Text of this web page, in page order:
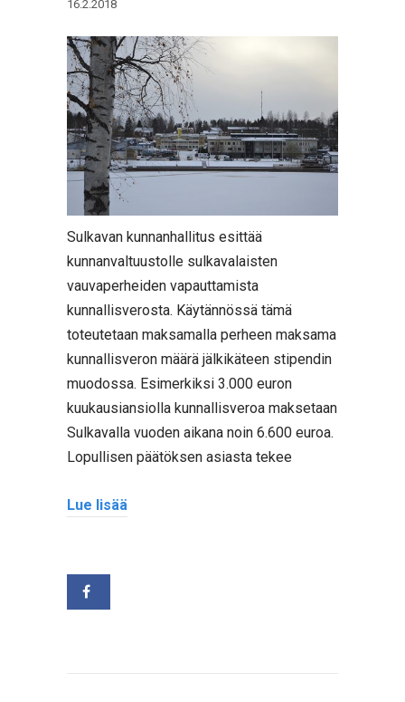
16.2.2018
Sulkavan kunnanhallitus esittää
kunnanvaltuustolle sulkavalaisten
vauvaperheiden vapauttamista
kunnallisverosta. Käytännössä tämä
toteutetaan maksamalla perheen maksama
kunnallisveron määrä jälkikäteen stipendin
muodossa. Esimerkiksi 3.000 euron
kuukausiansiolla kunnallisveroa maksetaan
Sulkavalla vuoden aikana noin 6.600 euroa.
Lopullisen päätöksen asiasta tekee
Lue lisää